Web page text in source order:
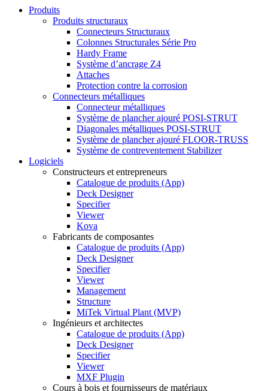
Produits
Produits structuraux
Connecteurs Structuraux
Colonnes Structurales Série Pro
Hardy Frame
Système d’ancrage Z4
Attaches
Protection contre la corrosion
Connecteurs métalliques
Connecteur métalliques
Système de plancher ajouré POSI-STRUT
Diagonales métalliques POSI-STRUT
Système de plancher ajouré FLOOR-TRUSS
Système de contreventement Stabilizer
Logiciels
Constructeurs et entrepreneurs
Catalogue de produits (App)
Deck Designer
Specifier
Viewer
Kova
Fabricants de composantes
Catalogue de produits (App)
Deck Designer
Specifier
Viewer
Management
Structure
MiTek Virtual Plant (MVP)
Ingénieurs et architectes
Catalogue de produits (App)
Deck Designer
Specifier
Viewer
MXF Plugin
Cours à bois et fournisseurs de matériaux